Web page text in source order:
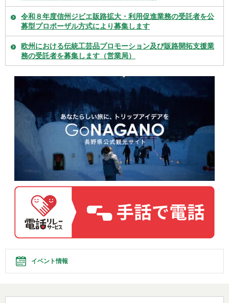
令和８年度信州ジビエ販路拡大・利用促進業務の受託者を公
募型プロポーザル方式により募集します
欧州における伝統工芸品プロモーション及び販路開拓支援業
務の受託者を募集します（営業局）
イベント情報